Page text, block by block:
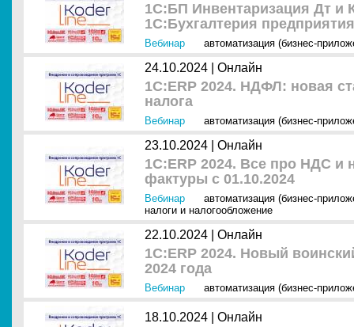
1С:БП Инвентаризация Дт и
1С:Бухгалтерия предприятия
Вебинар автоматизация (бизнес-
24.10.2024 | Онлайн
1С:ERP 2024. НДФЛ: новая
налога
Вебинар автоматизация (бизнес-
23.10.2024 | Онлайн
1С:ERP 2024. Все про НДС и
фактуры с 01.10.2024
Вебинар
автоматизация (бизнес-
налоги и налогообложение
22.10.2024 | Онлайн
1С:ERP 2024. Новый
2024 года
Вебинар автоматизация (бизнес-
18.10.2024 | Онлайн